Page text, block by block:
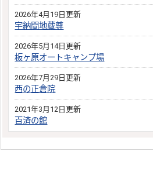
2026年4月19日更新
宇納間地蔵尊
2026年5月14日更新
板ヶ原オートキャンプ場
2026年7月29日更新
西の正倉院
2021年3月12日更新
百済の館